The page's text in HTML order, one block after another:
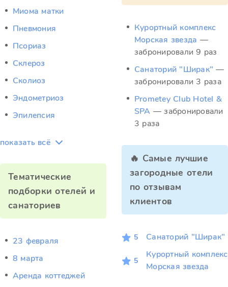
Миома матки
Пневмония
Псориаз
Склероз
Сколиоз
Эндометриоз
Эпилепсия
показать всё
Тематические
подборки отелей и
санаториев
23 февраля
8 марта
Аренда коттеджей
Курортный комплекс
Морская звезда —
забронировали 9 раз
Санаторий "Ширак" —
забронировали 3 раза
Prometey Club Hotel &
SPA — забронировали
3 раза
🔥 Самые лучшие
загородные отели
по отзывам
клиентов
5 Санаторий "Ширак"
5
Курортный комплекс
Морская звезда